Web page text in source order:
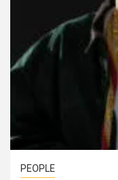
PEOPLE